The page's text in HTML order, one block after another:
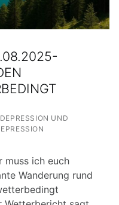
DEPRESSION UND
muss ich euch
Wanderung rund